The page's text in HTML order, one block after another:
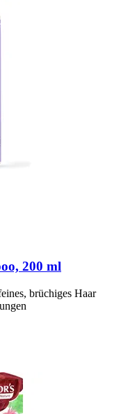
200 ml
brüchiges Haar